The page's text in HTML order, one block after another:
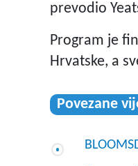
prevodio
Program je
Hrvatske, a
Povezane